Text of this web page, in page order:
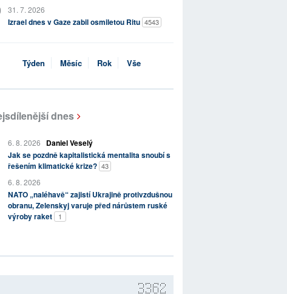
31. 7. 2026
Izrael dnes v Gaze zabil osmiletou Ritu 4543
Týden Měsíc Rok Vše
dnes
6. 8. 2026
Daniel Veselý
Jak se pozdně kapitalistická mentalita snoubí s
řešením klimatické krize? 43
6. 8. 2026
NATO „naléhavě“ zajistí Ukrajině protivzdušnou
obranu, Zelenskyj varuje před nárůstem ruské
výroby raket
1
3362